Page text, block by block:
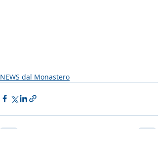
NEWS dal Monastero